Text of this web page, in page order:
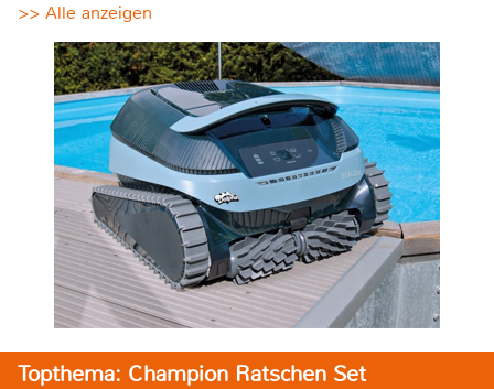
>> Alle anzeigen
Topthema: Champion Ratschen Set